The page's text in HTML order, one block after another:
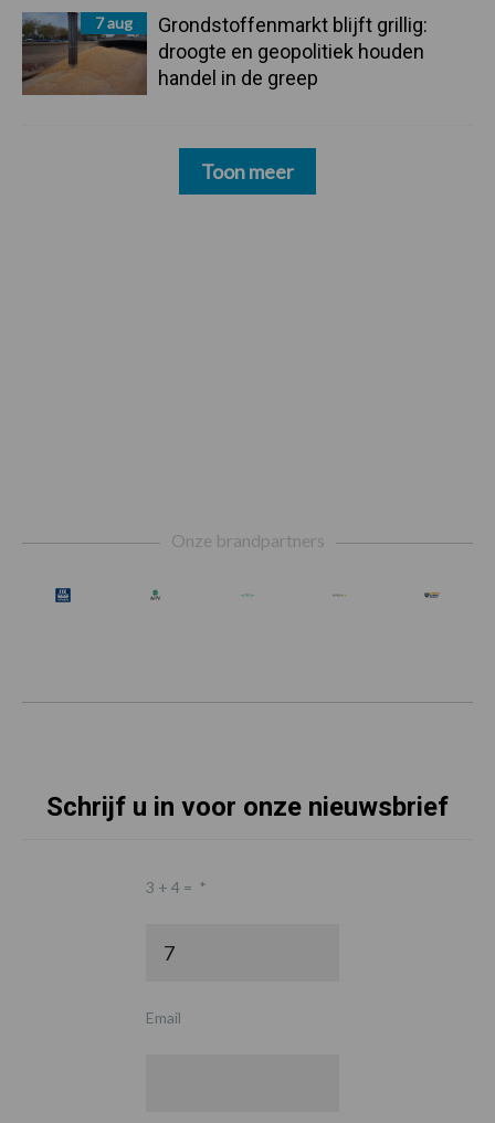
7 aug
Grondstoffenmarkt blijft grillig:
droogte en geopolitiek houden
handel in de greep
Toon meer
Onze brandpartners
Schrijf u in voor onze nieuwsbrief
3 + 4 = *
Email